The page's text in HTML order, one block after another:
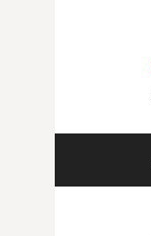
へ